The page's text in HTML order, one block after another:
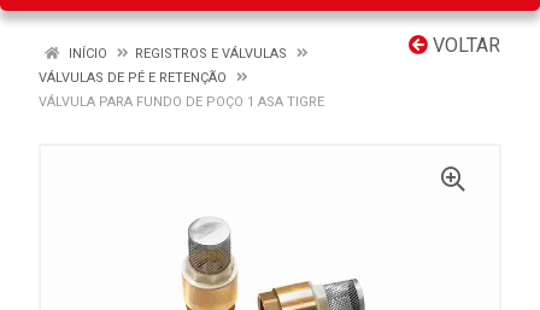
VOLTAR
INÍCIO
REGISTROS E VÁLVULAS
VÁLVULAS DE PÉ E RETENÇÃO
VÁLVULA PARA FUNDO DE POÇO 1 ASA TIGRE